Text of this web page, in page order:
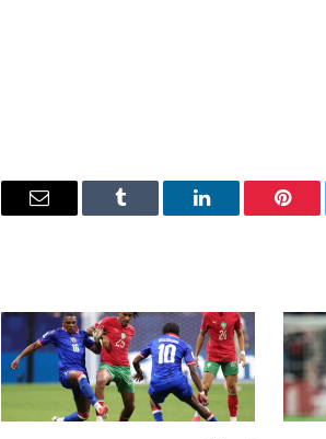
بينتيريستلينكدإن Tumblr
البريد